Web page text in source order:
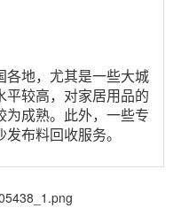
各地，尤其是一些大城
平较高，对家居用品的
为成熟。此外，一些专
布料回收服务。